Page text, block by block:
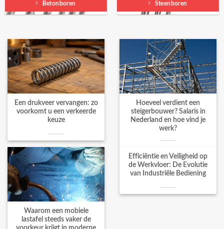
Betonboren Steenboren
Een drukveer vervangen: zo
voorkomt u een verkeerde
keuze
Hoeveel verdient een
steigerbouwer? Salaris in
Nederland en hoe vind je
werk?
Waarom een mobiele
lastafel steeds vaker de
Efficiëntie en Veiligheid op
de Werkvloer: De Evolutie
van Industriële Bediening